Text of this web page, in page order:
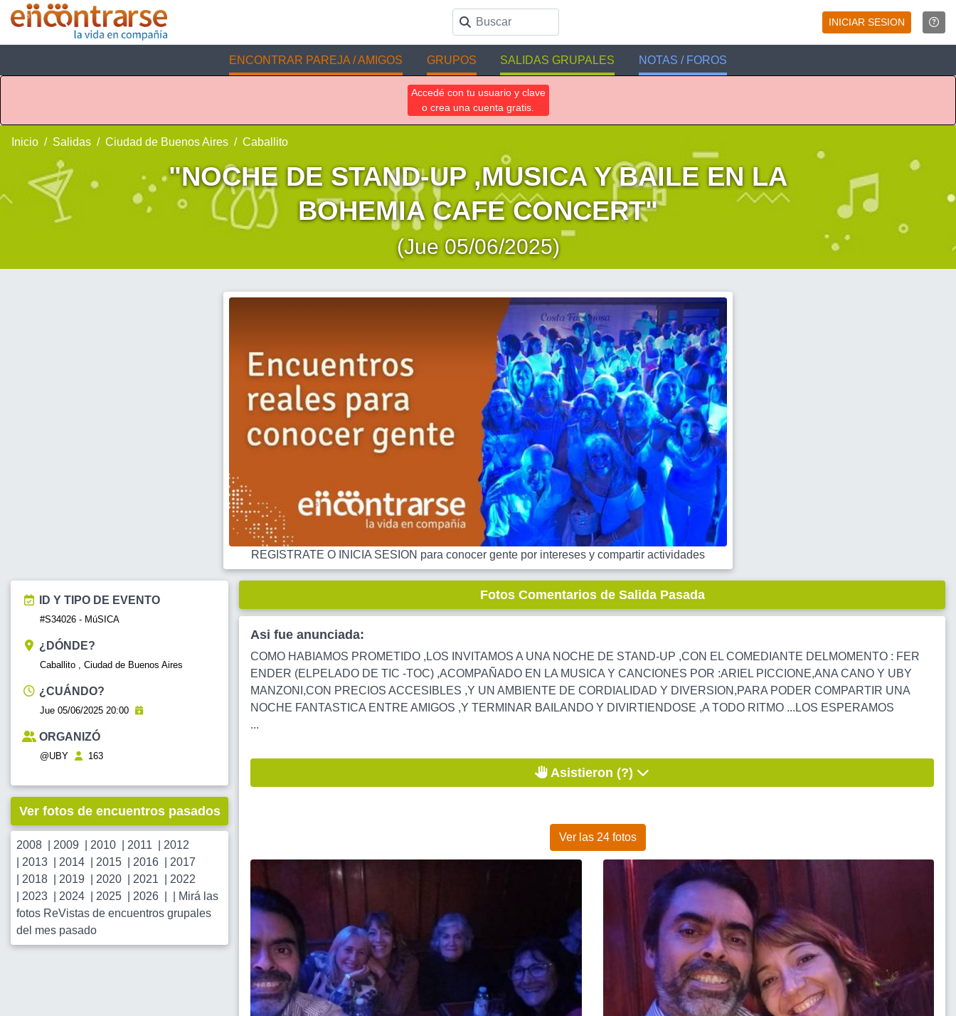
INICIAR SESION
ENCONTRAR PAREJA / AMIGOS GRUPOS SALIDAS GRUPALES NOTAS / FOROS
Accedé con tu usuario y clave
o crea una cuenta gratis.
Inicio Salidas Ciudad de Buenos Aires Caballito
"NOCHE DE STAND-UP ,MUSICA Y BAILE EN LA
BOHEMIA CAFE CONCERT"
(Jue 05/06/2025)
REGISTRATE O INICIA SESION para conocer gente por intereses y compartir actividades
ID Y TIPO DE EVENTO
#S34026 - MúSICA
¿DÓNDE?
Caballito , Ciudad de Buenos Aires
¿CUÁNDO?
Jue 05/06/2025 20:00
ORGANIZÓ
@UBY 163
Ver fotos de encuentros pasados
2008 2009 2010 2011
2012
2013 2014 2015 2016
2017
2018 2019 2020 2021
2022
2023 2024 2025 2026
Mirá las
fotos ReVistas de encuentros grupales
del mes pasado
Fotos Comentarios de Salida Pasada
Asi fue anunciada:
COMO HABIAMOS PROMETIDO ,LOS INVITAMOS A UNA NOCHE DE STAND-UP ,CON EL COMEDIANTE DELMOMENTO : FER
ENDER (ELPELADO DE TIC -TOC) ,ACOMPAÑADO EN LA MUSICA Y CANCIONES POR :ARIEL PICCIONE,ANA CANO Y UBY
MANZONI,CON PRECIOS ACCESIBLES ,Y UN AMBIENTE DE CORDIALIDAD Y DIVERSION,PARA PODER COMPARTIR UNA
NOCHE FANTASTICA ENTRE AMIGOS ,Y TERMINAR BAILANDO Y DIVIRTIENDOSE ,A TODO RITMO ...LOS ESPERAMOS
...
Asistieron (?)
Ver las 24 fotos